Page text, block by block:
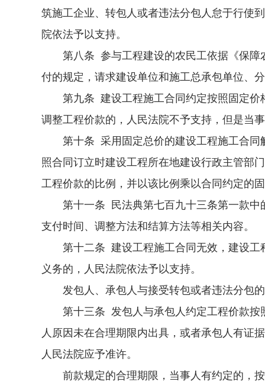
筑施工企业、转包人或者违法分包人怠于行使
院依法予以支持。
第八条 参与工程建设的农民工依据《保障
付的规定，请求建设单位和施工总承包单位、
第九条 建设工程施工合同约定按照固定价
调整工程价款的，人民法院不予支持，但是当
第十条 采用固定总价的建设工程施工合同
照合同订立时建设工程所在地建设行政主管部
工程价款的比例，并以该比例乘以合同约定的
第十一条 民法典第七百九十三条第一款中的
支付时间、调整方法和结算方法等相关内容。
第十二条 建设工程施工合同无效，建设工
义务的，人民法院依法予以支持。
发包人、承包人与接受转包或者违法分包的
第十三条 发包人与承包人约定工程价款按
人原因未在合理期限内出具，或者承包人有证
人民法院应予准许。
前款规定的合理期限，当事人有约定的，按